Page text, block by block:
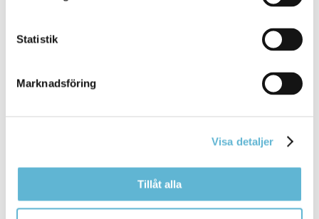
Statistik
Marknadsföring
Visa detaljer
Tillåt alla
Besöksadress
Box 18, 295 21 Bromölla
Fax: 0456-82 22 00